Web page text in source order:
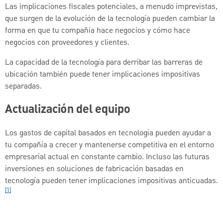
Las implicaciones fiscales potenciales, a menudo imprevistas,
que surgen de la evolución de la tecnología pueden cambiar la
forma en que tu compañía hace negocios y cómo hace
negocios con proveedores y clientes.
La capacidad de la tecnología para derribar las barreras de
ubicación también puede tener implicaciones impositivas
separadas.
Actualización del equipo
Los gastos de capital basados en tecnología pueden ayudar a
tu compañía a crecer y mantenerse competitiva en el entorno
empresarial actual en constante cambio. Incluso las futuras
inversiones en soluciones de fabricación basadas en
tecnología pueden tener implicaciones impositivas anticuadas.
[1]